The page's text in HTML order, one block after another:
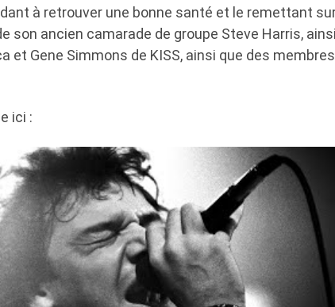
à retrouver une bonne santé et le remettant
son ancien camarade de groupe Steve Harris,
et Gene Simmons de KISS, ainsi que des
ici :